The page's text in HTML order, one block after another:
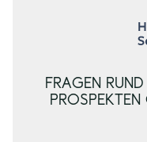
FRAGEN
PROSPEKTEN